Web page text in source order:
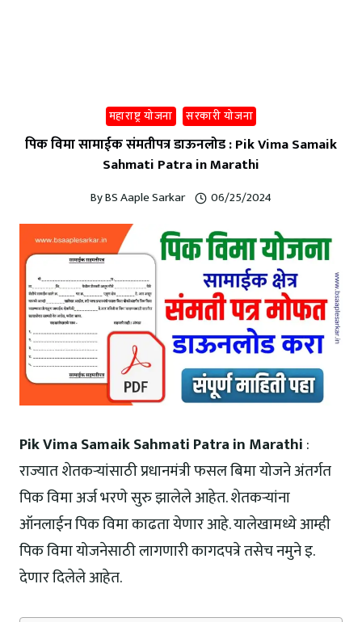
महाराष्ट्र योजना सरकारी योजना
पिक विमा सामाईक संमतीपत्र डाऊनलोड : Pik Vima Samaik
Sahmati Patra in Marathi
ByBS Aaple Sarkar 06/25/2024
Pik Vima Samaik Sahmati Patra in Marathi:
राज्यात शेतकऱ्यांसाठी प्रधानमंत्री फसल बिमा योजने अंतर्गत
पिक विमा अर्ज भरणे सुरु झालेले आहेत. शेतकऱ्यांना
ऑनलाईन पिक विमा काढता येणार आहे. यालेखामध्ये आम्ही
पिक विमा योजनेसाठी लागणारी कागदपत्रे तसेच नमुने इ.
देणार दिलेले आहेत.